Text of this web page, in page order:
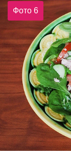
Фото 6